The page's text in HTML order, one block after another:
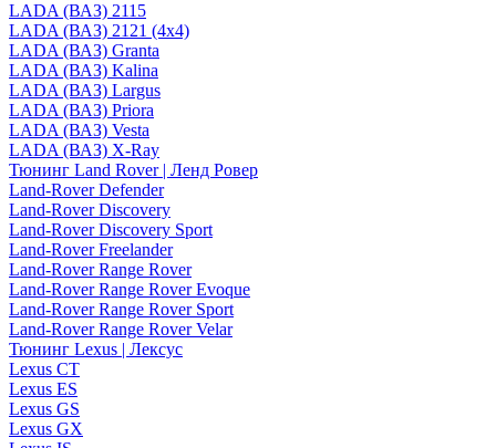
LADA (ВАЗ) 2115
LADA (ВАЗ) 2121 (4x4)
LADA (ВАЗ) Granta
LADA (ВАЗ) Kalina
LADA (ВАЗ) Largus
LADA (ВАЗ) Priora
LADA (ВАЗ) Vesta
LADA (ВАЗ) X-Ray
Тюнинг Land Rover | Ленд Ровер
Land-Rover Defender
Land-Rover Discovery
Land-Rover Discovery Sport
Land-Rover Freelander
Land-Rover Range Rover
Land-Rover Range Rover Evoque
Land-Rover Range Rover Sport
Land-Rover Range Rover Velar
Тюнинг Lexus | Лексус
Lexus CT
Lexus ES
Lexus GS
Lexus GX